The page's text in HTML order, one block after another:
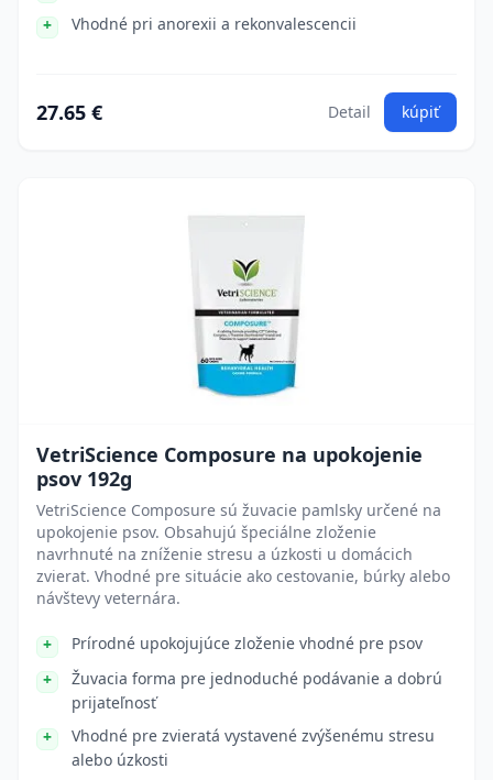
Vhodné pri anorexii a rekonvalescencii
27.65 € Detail kúpiť
VetriScience Composure na upokojenie
psov 192g
VetriScience Composure sú žuvacie pamlsky určené na
upokojenie psov. Obsahujú špeciálne zloženie
navrhnuté na zníženie stresu a úzkosti u domácich
zvierat. Vhodné pre situácie ako cestovanie, búrky alebo
návštevy veternára.
Prírodné upokojujúce zloženie vhodné pre psov
Žuvacia forma pre jednoduché podávanie a dobrú
prijateľnosť
Vhodné pre zvieratá vystavené zvýšenému stresu
alebo úzkosti